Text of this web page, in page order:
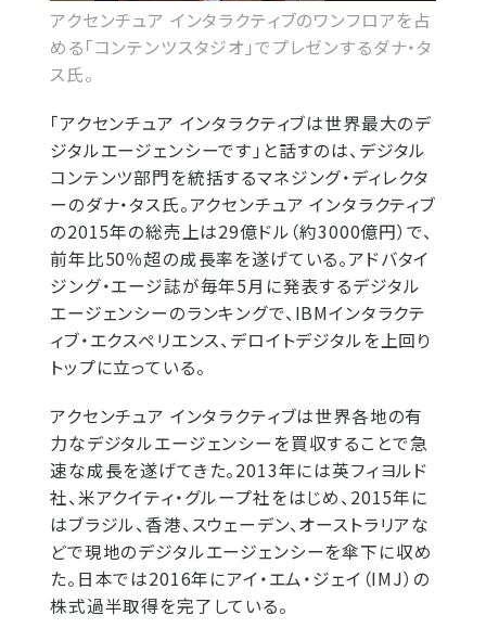
アクセンチュア インタラクティブのワンフロアを占
める「コンテンツスタジオ」でプレゼンするダナ・タ
ス氏。
「アクセンチュア インタラクティブは世界最大のデ
ジタルエージェンシーです」と話すのは、デジタル
コンテンツ部門を統括するマネジング・ディレクタ
ーのダナ・タス氏。アクセンチュア インタラクティブ
の2015年の総売上は29億ドル（約3000億円）で、
前年比50％超の成長率を遂げている。アドバタイ
ジング・エージ誌が毎年5月に発表するデジタル
エージェンシーのランキングで、IBMインタラクテ
ィブ・エクスペリエンス、デロイトデジタルを上回り
トップに立っている。
アクセンチュア インタラクティブは世界各地の有
力なデジタルエージェンシーを買収することで急
速な成長を遂げてきた。2013年には英フィヨルド
社、米アクイティ・グループ社をはじめ、2015年に
はブラジル、香港、スウェーデン、オーストラリアな
どで現地のデジタルエージェンシーを傘下に収め
た。日本では2016年にアイ・エム・ジェイ（IMJ）の
株式過半取得を完了している。